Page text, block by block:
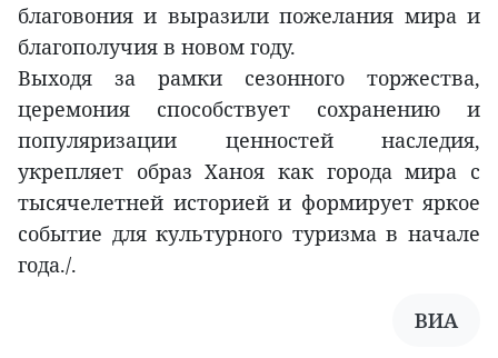
благовония и выразили пожелания мира и
благополучия в новом году.
Выходя за рамки сезонного торжества,
церемония способствует сохранению и
популяризации ценностей наследия,
укрепляет образ Ханоя как города мира с
тысячелетней историей и формирует яркое
событие для культурного туризма в начале
года./.
ВИА